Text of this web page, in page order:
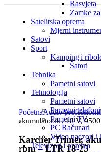
Rasvjeta
Zamke
Satelitska oprema
Mjerni
Satovi
Sport
Kamping i
Šatori
Tehnika
Pametni satovi
Tehnologija
Pametni satovi
Pametni telefoni
Pametni TV
PC Računari
Video nadzori i
Televizori i oprema
Click to enlarge
PočetnaAudio professional
akumulatorski, 18 V,
Karcher Trimer,
rpm – LTR 18-25